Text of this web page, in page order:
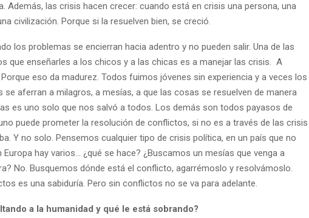
Además, las crisis hacen crecer: cuando está en crisis una persona, una
civilización. Porque si la resuelven bien, se creció.
los problemas se encierran hacia adentro y no pueden salir. Una de las
que enseñarles a los chicos y a las chicas es a manejar las crisis. A
eso da madurez. Todos fuimos jóvenes sin experiencia y a veces los
se aferran a milagros, a mesías, a que las cosas se resuelven de manera
es uno solo que nos salvó a todos. Los demás son todos payasos de
puede prometer la resolución de conflictos, si no es a través de las crisis
Y no solo. Pensemos cualquier tipo de crisis política, en un país que no
Europa hay varios… ¿qué se hace? ¿Buscamos un mesías que venga a
No. Busquemos dónde está el conflicto, agarrémoslo y resolvámoslo.
es una sabiduría. Pero sin conflictos no se va para adelante.
a la humanidad y qué le está sobrando?